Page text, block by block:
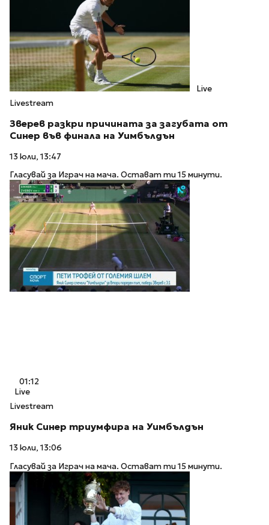
Live
Livestream
Зверев разкри причината за загубата от
Синер във финала на Уимбълдън
13 юли, 13:47
Гласувай за Играч на мача. Остават ти 15 минути.
01:12
Live
Livestream
Яник Синер триумфира на Уимбълдън
13 юли, 13:06
Гласувай за Играч на мача. Остават ти 15 минути.